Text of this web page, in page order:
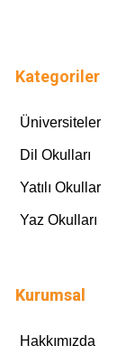
Kategoriler
Üniversiteler
Dil Okulları
Yatılı Okullar
Yaz Okulları
Kurumsal
Hakkımızda